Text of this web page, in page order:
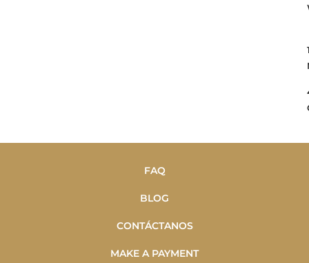
FAQ
BLOG
CONTÁCTANOS
MAKE A PAYMENT